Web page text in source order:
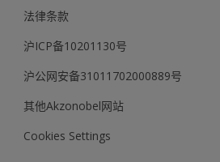
法律条款
沪ICP备10201130号
沪公网安备31011702000889号
其他Akzonobel网站
Cookies Settings